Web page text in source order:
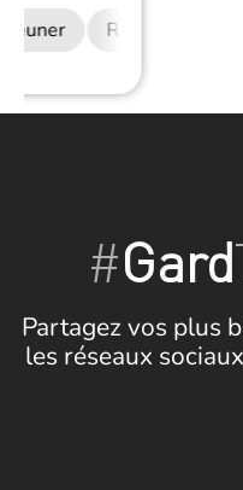
Restauration
#Gard
Partagez vos plus
les réseaux